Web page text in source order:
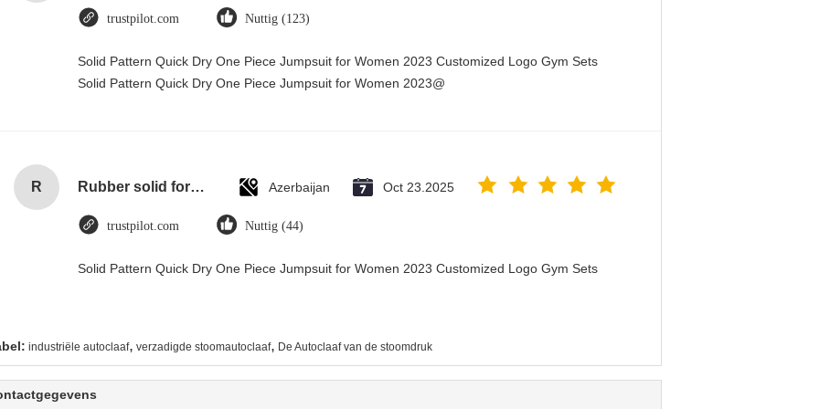
trustpilot.com Nuttig (123)
Solid Pattern Quick Dry One Piece Jumpsuit for Women 2023 Customized Logo Gym Sets
Solid Pattern Quick Dry One Piece Jumpsuit for Women 2023@
R Rubber solid forklift tires For material handling forklift Azerbaijan Oct 23.2025
trustpilot.com Nuttig (44)
Solid Pattern Quick Dry One Piece Jumpsuit for Women 2023 Customized Logo Gym Sets
industriële autoclaaf, verzadigde stoomautoclaaf, De Autoclaaf van de stoomdruk